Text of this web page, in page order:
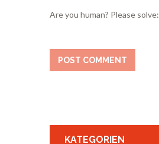
Are you human? Please solve:
KATEGORIEN